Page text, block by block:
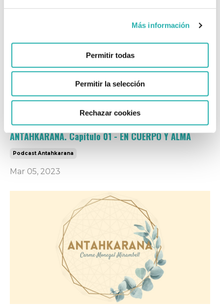
Más información
Permitir todas
Permitir la selección
Rechazar cookies
ANTAHKARANA. Capítulo 01 - EN CUERPO Y ALMA
Podcast Antahkarana
Mar 05, 2023